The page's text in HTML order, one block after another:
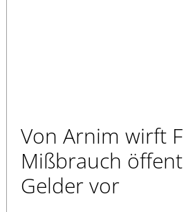
Von Arnim wirft
Mißbrauch
Gelder vor